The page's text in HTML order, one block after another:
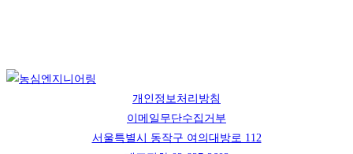
개인정보처리방침
이메일무단수집거부
서울특별시 동작구 여의대방로 112